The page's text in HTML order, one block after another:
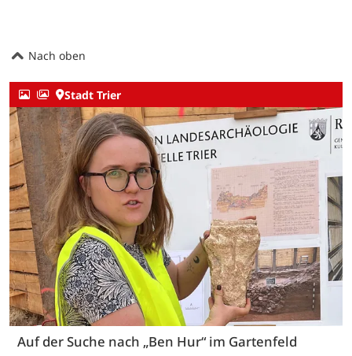
Nach oben
Stadt Trier
Auf der Suche nach „Ben Hur“ im Gartenfeld